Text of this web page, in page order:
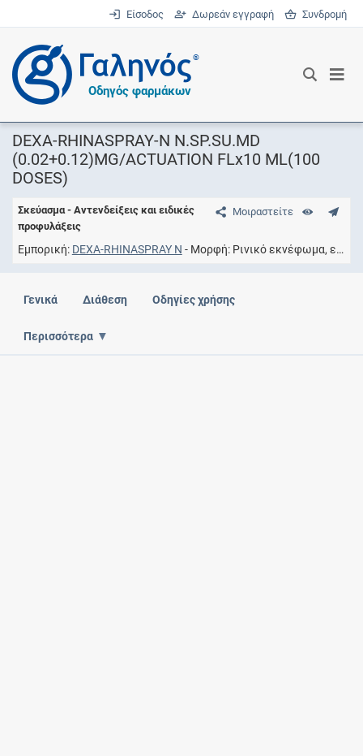
Είσοδος Δωρεάν εγγραφή Συνδρομή
®
Οδηγός φαρμάκων
DEXA-RHINASPRAY-N N.SP.SU.MD
(0.02+0.12)MG/ACTUATION FLx10 ML(100
DOSES)
Μοιραστείτε
Σκεύασμα - Αντενδείξεις και ειδικές
προφυλάξεις
Εμπορική DEXA-RHINASPRAY Ν Μορφή Ρινικό εκνέφωμα, εναιώρημα σταθερών δόσεων
Γενικά Διάθεση Οδηγίες χρήσης
Περισσότερα